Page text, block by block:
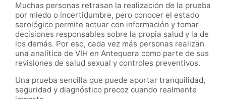
Muchas personas retrasan la realización de la prueba
por miedo o incertidumbre, pero conocer el estado
serológico permite actuar con información y tomar
decisiones responsables sobre la propia salud y la de
los demás. Por eso, cada vez más personas realizan
una analítica de VIH en Antequera como parte de sus
revisiones de salud sexual y controles preventivos.
Una prueba sencilla que puede aportar tranquilidad,
seguridad y diagnóstico precoz cuando realmente